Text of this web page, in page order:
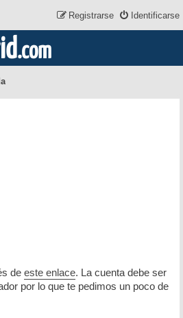
Identificarse
Registrarse
.com
de este enlace. La cuenta debe ser
por lo que te pedimos un poco de